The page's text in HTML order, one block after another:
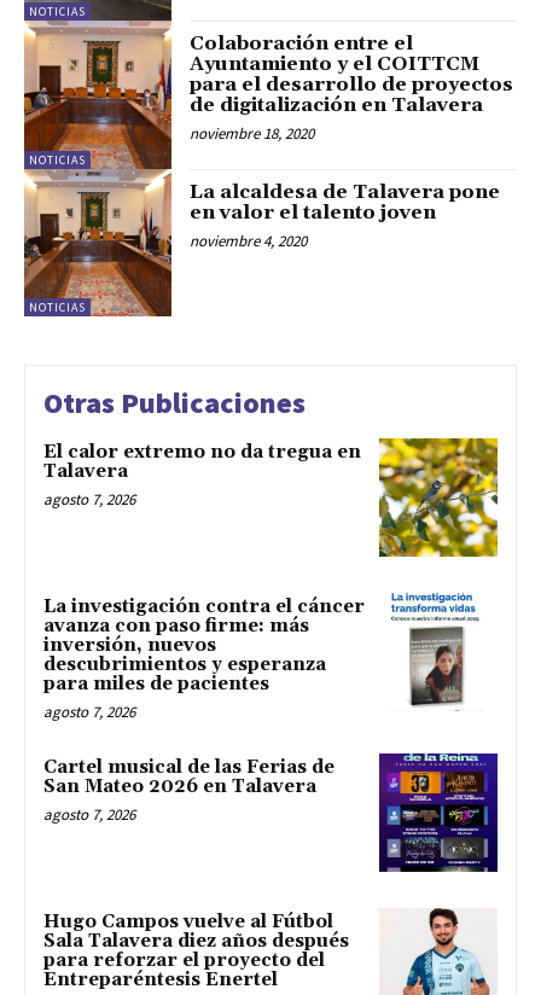
NOTICIAS
NOTICIAS
Colaboración entre el
Ayuntamiento y el COITTCM
para el desarrollo de proyectos
de digitalización en Talavera
noviembre 18, 2020
NOTICIAS
La alcaldesa de Talavera pone
en valor el talento joven
noviembre 4, 2020
Otras Publicaciones
El calor extremo no da tregua en
Talavera
agosto 7, 2026
La investigación contra el cáncer
avanza con paso firme: más
inversión, nuevos
descubrimientos y esperanza
para miles de pacientes
agosto 7, 2026
Cartel musical de las Ferias de
San Mateo 2026 en Talavera
agosto 7, 2026
Hugo Campos vuelve al Fútbol
Sala Talavera diez años después
para reforzar el proyecto del
Entreparéntesis Enertel